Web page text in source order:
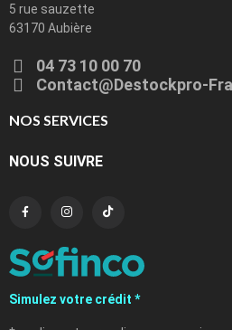
5 rue sauzette
63170 Aubière
04 73 10 00 70
Contact@destockpro-
NOS SERVICES
NOUS SUIVRE
Simulez votre crédit *